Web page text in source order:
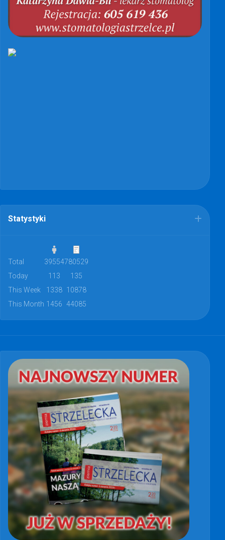
Statystyki
Total 39554780529
Today
113
135
This Week
1338 10878
This Month 1456 44085